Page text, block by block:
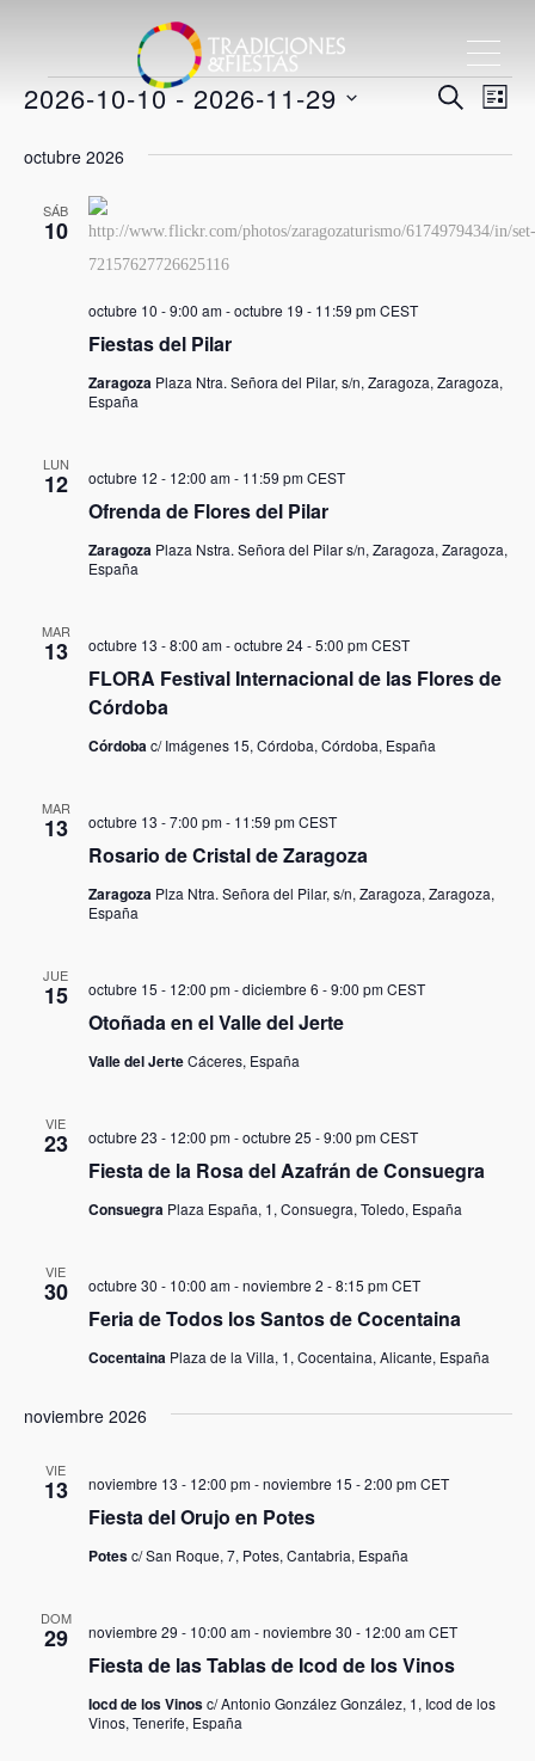
Eventos
de
de
BUSCAR
2026-10-10 - 2026-11-29
la
octubre 2026
SÁB
10
Fiestas del Pilar
octubre 10 - 9:00 am-octubre 19 - 11:59 pm CEST
Zaragoza Plaza Ntra. Señora del Pilar, s/n, Zaragoza, Zaragoza,
España
LUN
12
Ofrenda de Flores del Pilar
octubre 12 - 12:00 am- 11:59 pm CEST
Zaragoza Plaza Nstra. Señora del Pilar s/n, Zaragoza, Zaragoza,
España
MAR
13
FLORA Festival Internacional de las Flores de
Córdoba
octubre 13 - 8:00 am-octubre 24 - 5:00 pm CEST
Córdobac/ Imágenes 15, Córdoba, Córdoba, España
MAR
13
Rosario de Cristal de Zaragoza
octubre 13 - 7:00 pm- 11:59 pm CEST
Zaragoza Plza Ntra. Señora del Pilar, s/n, Zaragoza, Zaragoza,
España
JUE
15
Otoñada en el Valle del Jerte
octubre 15 - 12:00 pm-diciembre 6 - 9:00 pm CEST
Valle del JerteCáceres, España
VIE
23
Fiesta de la Rosa del Azafrán de Consuegra
octubre 23 - 12:00 pm-octubre 25 - 9:00 pm CEST
Consuegra Plaza España, 1, Consuegra, Toledo, España
VIE
30
Feria de Todos los Santos de Cocentaina
octubre 30 - 10:00 am-noviembre 2 - 8:15 pm CET
Cocentaina Plaza de la Villa, 1, Cocentaina, Alicante, España
noviembre 2026
VIE
13
Fiesta del Orujo en Potes
noviembre 13 - 12:00 pm-noviembre 15 - 2:00 pm CET
Potesc/ San Roque, 7, Potes, Cantabria, España
DOM
29
Fiesta de las Tablas de Icod de los Vinos
noviembre 29 - 10:00 am-noviembre 30 - 12:00 am CET
Iocd de los Vinosc/ Antonio González González, 1, Icod de los
Vinos, Tenerife, España